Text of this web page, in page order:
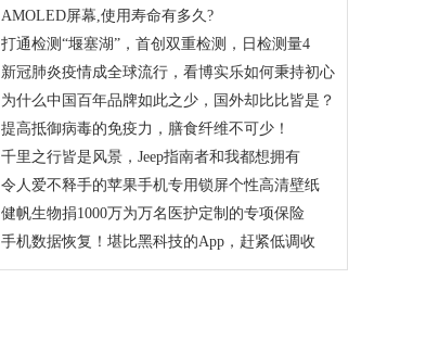
AMOLED屏幕,使用寿命有多久?
打通检测“堰塞湖”，首创双重检测，日检测量4
新冠肺炎疫情成全球流行，看博实乐如何秉持初心
为什么中国百年品牌如此之少，国外却比比皆是？
提高抵御病毒的免疫力，膳食纤维不可少！
千里之行皆是风景，Jeep指南者和我都想拥有
令人爱不释手的苹果手机专用锁屏个性高清壁纸
健帆生物捐1000万为万名医护定制的专项保险
手机数据恢复！堪比黑科技的App，赶紧低调收